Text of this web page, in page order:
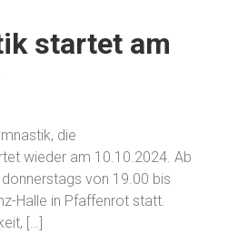
startet am
die
wieder am 10.10.2024. Ab
von 19.00 bis
Halle in Pfaffenrot statt.
[…]